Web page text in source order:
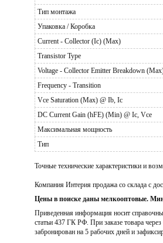
Тип монтажа
Упаковка / Коробка
Current - Collector (Ic) (Max)
Transistor Type
Voltage - Collector Emitter Breakdown
Frequency - Transition
Vce Saturation (Max) @ Ib, Ic
DC Current Gain (hFE) (Min) @ Ic, Vce
Максимальная мощность
Тип
Точные технические характеристики и
Компания Интерия продажа со склада с
Цены в поиске даны мелкооптовые.
Приведенная информация носит
статьи 437 ГК РФ. При заказе товара
забронирован на 5 рабочих дней и